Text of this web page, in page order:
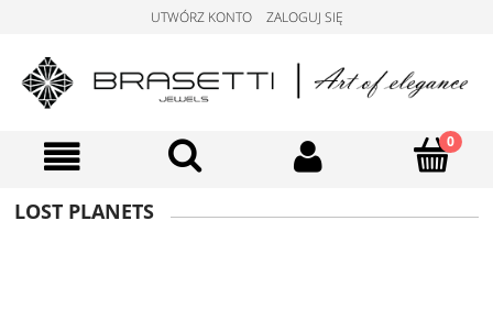
UTWÓRZ KONTO ZALOGUJ SIĘ
LOST PLANETS